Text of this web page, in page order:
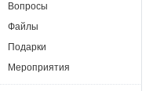
Вопросы
Файлы
Подарки
Мероприятия